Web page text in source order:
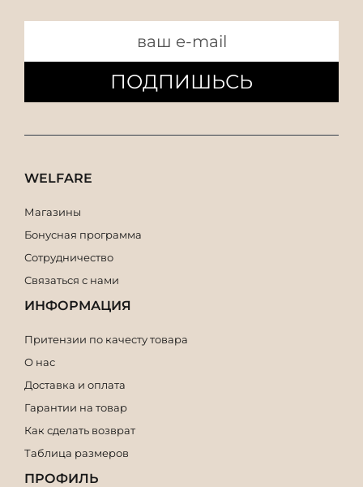
ПОДПИШЬСЬ
WELFARE
Магазины
Бонусная программа
Сотрудничество
Связаться с нами
ИНФОРМАЦИЯ
Притензии по качесту товара
О нас
Доставка и оплата
Гарантии на товар
Как сделать возврат
Таблица размеров
ПРОФИЛЬ